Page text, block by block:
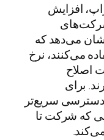
افزایش
می‌دهد که
می‌کنند، نرخ
اصلاح
برای
دسترسی سریع‌تر
که شرکت تا